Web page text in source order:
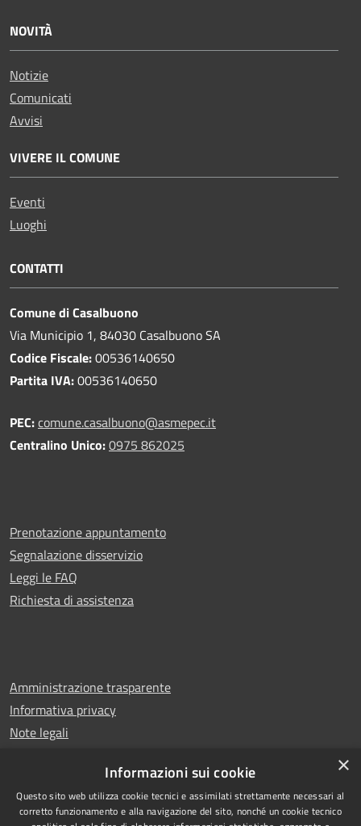
NOVITÀ
Notizie
Comunicati
Avvisi
VIVERE IL COMUNE
Eventi
Luoghi
CONTATTI
Comune di Casalbuono
Via Municipio 1, 84030 Casalbuono SA
Codice Fiscale:00536140650
Partita IVA:00536140650
PEC:comune.casalbuono@asmepec.it
Centralino Unico:0975 862025
Prenotazione appuntamento
Segnalazione disservizio
Leggi le FAQ
Richiesta di assistenza
Amministrazione trasparente
Informativa privacy
Note legali
×
Informazioni sui cookie
Questo sito web utilizza cookie tecnici e assimilati strettamente necessari al
corretto funzionamento e alla navigazione del sito, nonché un cookie tecnico